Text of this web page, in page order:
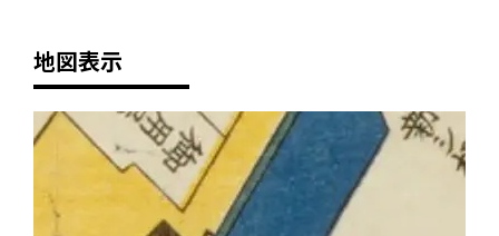
地図表示